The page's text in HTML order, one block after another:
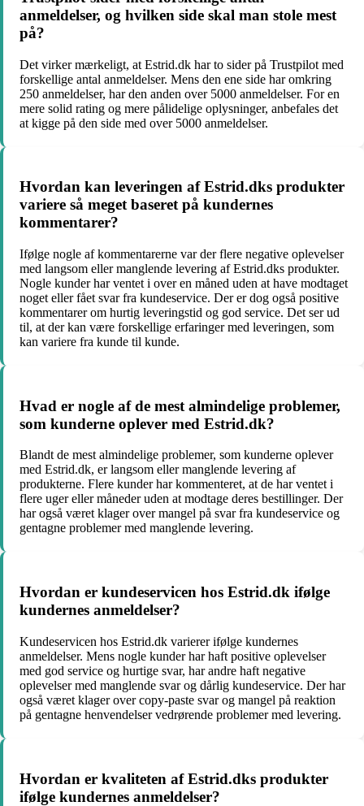
anmeldelser, og hvilken side skal man stole mest
på?
Det virker mærkeligt, at Estrid.dk har to sider på Trustpilot med
forskellige antal anmeldelser. Mens den ene side har omkring
250 anmeldelser, har den anden over 5000 anmeldelser. For en
mere solid rating og mere pålidelige oplysninger, anbefales det
at kigge på den side med over 5000 anmeldelser.
Hvordan kan leveringen af Estrid.dks produkter
variere så meget baseret på kundernes
kommentarer?
Ifølge nogle af kommentarerne var der flere negative oplevelser
med langsom eller manglende levering af Estrid.dks produkter.
Nogle kunder har ventet i over en måned uden at have modtaget
noget eller fået svar fra kundeservice. Der er dog også positive
kommentarer om hurtig leveringstid og god service. Det ser ud
til, at der kan være forskellige erfaringer med leveringen, som
kan variere fra kunde til kunde.
Hvad er nogle af de mest almindelige problemer,
som kunderne oplever med Estrid.dk?
Blandt de mest almindelige problemer, som kunderne oplever
med Estrid.dk, er langsom eller manglende levering af
produkterne. Flere kunder har kommenteret, at de har ventet i
flere uger eller måneder uden at modtage deres bestillinger. Der
har også været klager over mangel på svar fra kundeservice og
gentagne problemer med manglende levering.
Hvordan er kundeservicen hos Estrid.dk ifølge
kundernes anmeldelser?
Kundeservicen hos Estrid.dk varierer ifølge kundernes
anmeldelser. Mens nogle kunder har haft positive oplevelser
med god service og hurtige svar, har andre haft negative
oplevelser med manglende svar og dårlig kundeservice. Der har
også været klager over copy-paste svar og mangel på reaktion
på gentagne henvendelser vedrørende problemer med levering.
Hvordan er kvaliteten af Estrid.dks produkter
ifølge kundernes anmeldelser?